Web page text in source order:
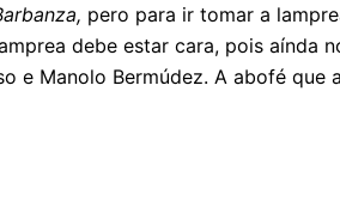
pero para ir tomar a
debe estar cara, pois aínda
e Manolo Bermúdez. A abofé que